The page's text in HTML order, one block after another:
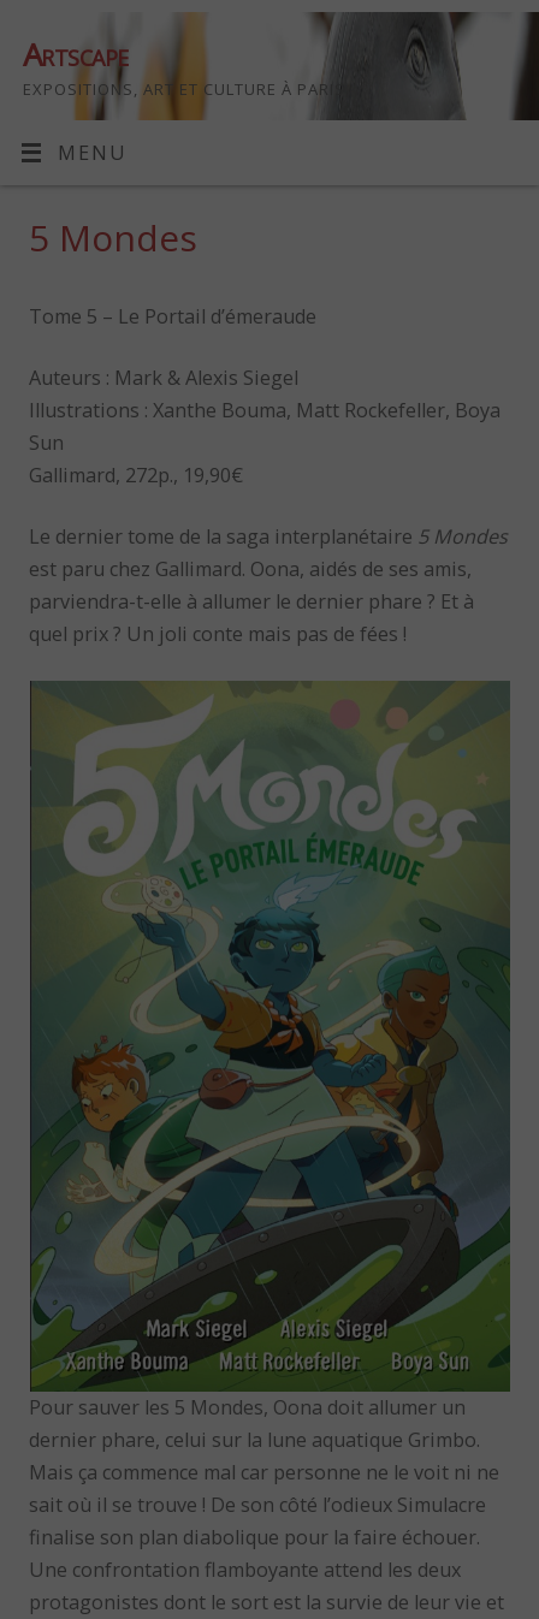
Artscape
EXPOSITIONS, ART ET CULTURE À PARIS
MENU
5 Mondes
Tome 5 – Le Portail d’émeraude
Auteurs : Mark & Alexis Siegel
Illustrations : Xanthe Bouma, Matt Rockefeller, Boya
Sun
Gallimard, 272p., 19,90€
Le dernier tome de la saga interplanétaire 5 Mondes
est paru chez Gallimard. Oona, aidés de ses amis,
parviendra-t-elle à allumer le dernier phare ? Et à
quel prix ? Un joli conte mais pas de fées !
Pour sauver les 5 Mondes, Oona doit allumer un
dernier phare, celui sur la lune aquatique Grimbo.
Mais ça commence mal car personne ne le voit ni ne
sait où il se trouve ! De son côté l’odieux Simulacre
finalise son plan diabolique pour la faire échouer.
Une confrontation flamboyante attend les deux
protagonistes dont le sort est la survie de leur vie et